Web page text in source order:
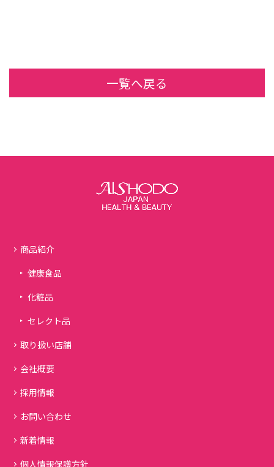
一覧へ戻る
商品紹介
健康食品
化粧品
セレクト品
取り扱い店舗
会社概要
採用情報
お問い合わせ
新着情報
個人情報保護方針